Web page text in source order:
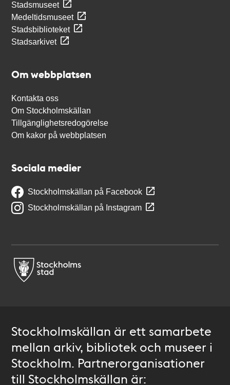
Stadsmuseet
Medeltidsmuseet
Stadsbiblioteket
Stadsarkivet
Om webbplatsen
Kontakta oss
Om Stockholmskällan
Tillgänglighetsredogörelse
Om kakor på webbplatsen
Sociala medier
Stockholmskällan på Facebook
Stockholmskällan på Instagram
Stockholmskällan är ett samarbete
mellan arkiv, bibliotek och museer i
Stockholm. Partnerorganisationer
till Stockholmskällan är: